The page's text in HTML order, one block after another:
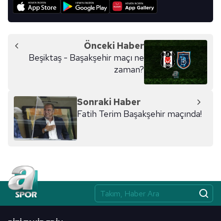
Önceki Haber
Beşiktaş - Başakşehir maçı ne
zaman?
Sonraki Haber
Fatih Terim Başakşehir maçında!